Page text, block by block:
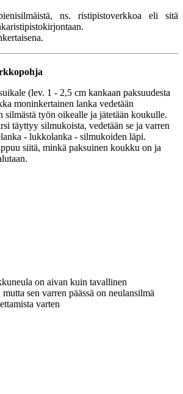
ns. ristipistoverkkoa eli sitä
(lev. 1 - 2,5 cm kankaan paksuudesta
moninkertainen lanka vedetään
työn oikealle ja jätetään koukulle.
täyttyy silmukoista, vedetään se ja varren
- lukkolanka - silmukoiden läpi.
siitä, minkä paksuinen koukku on ja
on aivan kuin tavallinen
sen varren päässä on neulansilmä
varten